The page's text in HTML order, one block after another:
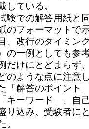
している。
験での解答用紙と
のフォーマットで
、改行のタイミン
の一例としても参
だけにとどまらず
のような点に注意
「解答のポイント
キーワード」、自
り込み、受験者に
。